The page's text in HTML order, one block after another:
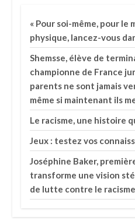
« Pour soi-même, pour le
physique, lancez-vous
Shemsse, élève de
championne de France
parents ne sont jamais
même si maintenant ils
Le racisme, une histoire
Jeux : testez vos
Joséphine Baker,
transforme une vision
de lutte contre le racisme